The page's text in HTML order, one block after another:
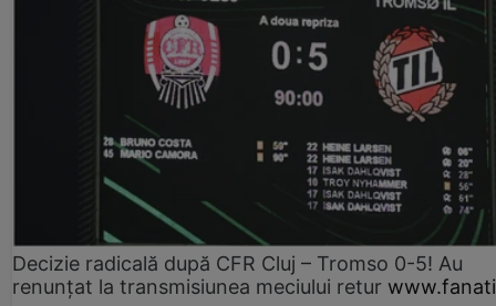
Decizie radicală după CFR Cluj – Tromso 0-5! Au
renunțat la transmisiunea meciului retur